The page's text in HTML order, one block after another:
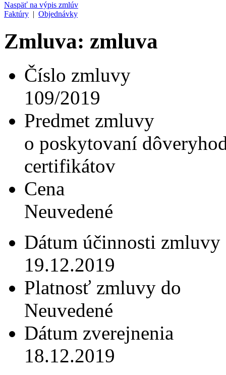
Naspäť na výpis zmlúv
Faktúry
Objednávky
Zmluva: zmluva
Číslo zmluvy
109/2019
Predmet zmluvy
o poskytovaní
certifikátov
Cena
Neuvedené
Dátum účinnosti zmluvy
19.12.2019
Platnosť zmluvy do
Neuvedené
Dátum zverejnenia
18.12.2019